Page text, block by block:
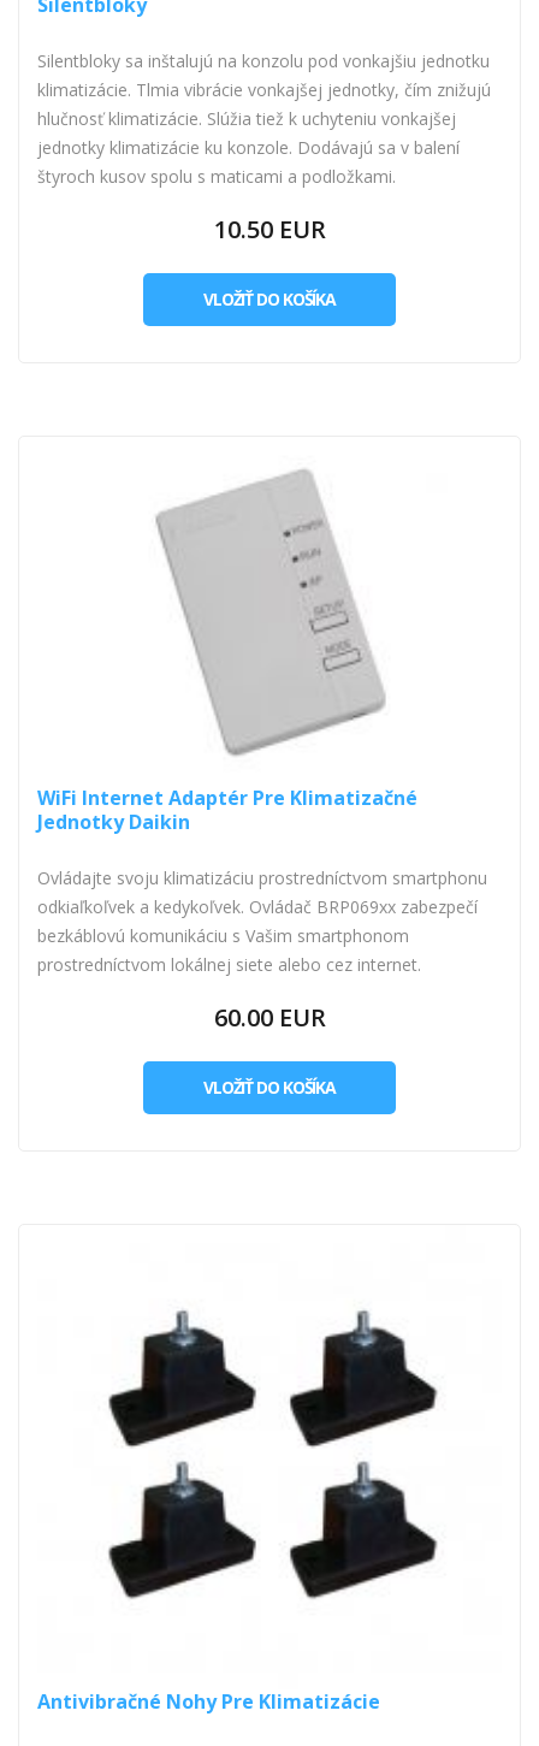
Silentbloky sa inštalujú na konzolu pod vonkajšiu jednotku
klimatizácie. Tlmia vibrácie vonkajšej jednotky, čím znižujú
hlučnosť klimatizácie. Slúžia tiež k uchyteniu vonkajšej
jednotky klimatizácie ku konzole. Dodávajú sa v balení
štyroch kusov spolu s maticami a podložkami.
10.50 EUR
VLOŽIŤ DO KOŠÍKA
WiFi Internet Adaptér Pre Klimatizačné
Jednotky Daikin
Ovládajte svoju klimatizáciu prostredníctvom smartphonu
odkiaľkoľvek a kedykoľvek. Ovládač BRP069xx zabezpečí
bezkáblovú komunikáciu s Vašim smartphonom
prostredníctvom lokálnej siete alebo cez internet.
60.00 EUR
VLOŽIŤ DO KOŠÍKA
Antivibračné Nohy Pre Klimatizácie